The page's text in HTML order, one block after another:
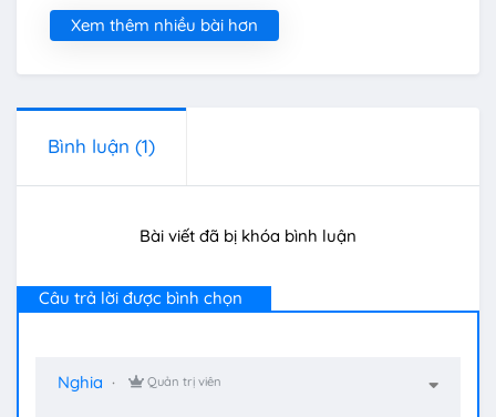
Xem thêm nhiều bài hơn
Bình luận (1)
Bài viết đã bị khóa bình luận
Câu trả lời được bình chọn
Nghia Quản trị viên